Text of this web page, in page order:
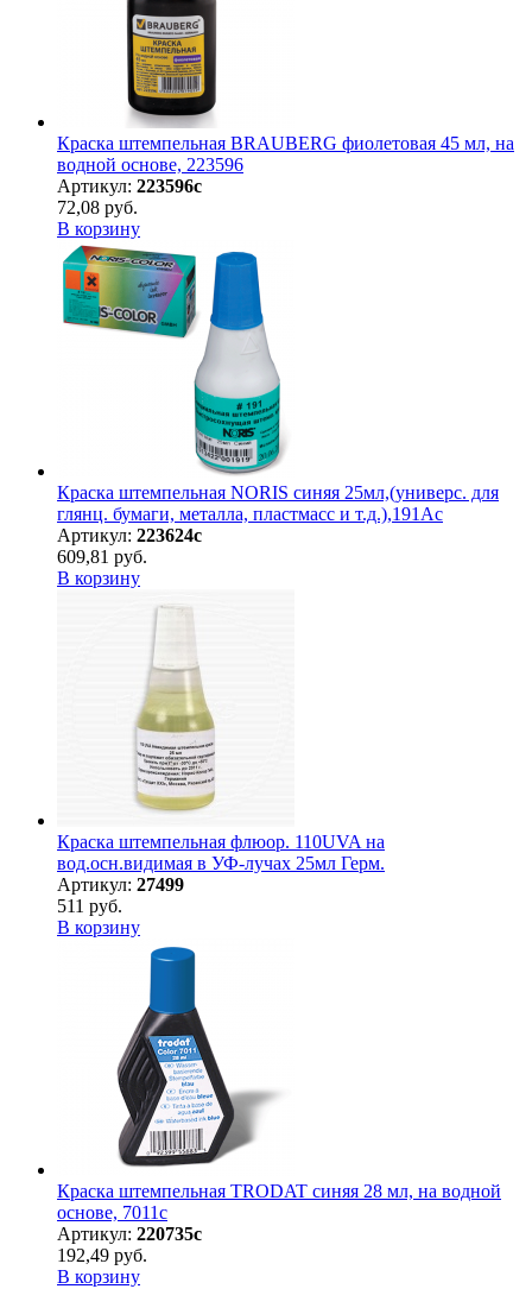
Краска штемпельная BRAUBERG фиолетовая 45 мл, на
водной основе, 223596
Артикул: 223596с
72,08 руб.
В корзину
Краска штемпельная NORIS синяя 25мл,(универс. для
глянц. бумаги, металла, пластмасс и т.д.),191Ас
Артикул: 223624с
609,81 руб.
В корзину
Краска штемпельная флюор. 110UVA на
вод.осн.видимая в УФ-лучах 25мл Герм.
Артикул: 27499
511 руб.
В корзину
Краска штемпельная TRODAT синяя 28 мл, на водной
основе, 7011с
Артикул: 220735с
192,49 руб.
В корзину